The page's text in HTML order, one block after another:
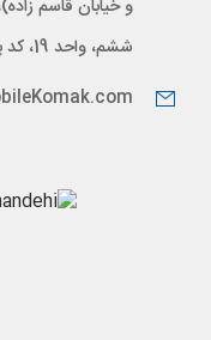
ششم، واحد 19، کد پستی: 1646668634